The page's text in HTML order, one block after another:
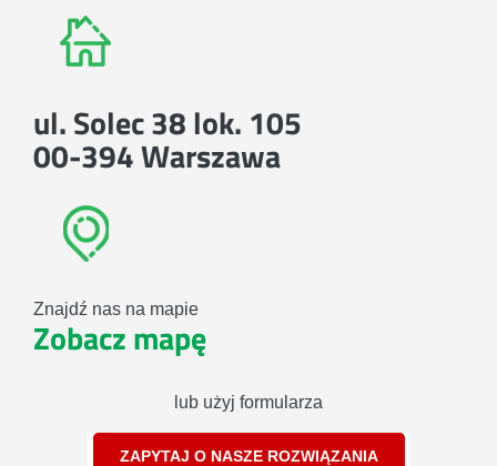
ul. Solec 38 lok. 105
00-394 Warszawa
Znajdź nas na mapie
Zobacz mapę
lub użyj formularza
ZAPYTAJ O NASZE ROZWIĄZANIA